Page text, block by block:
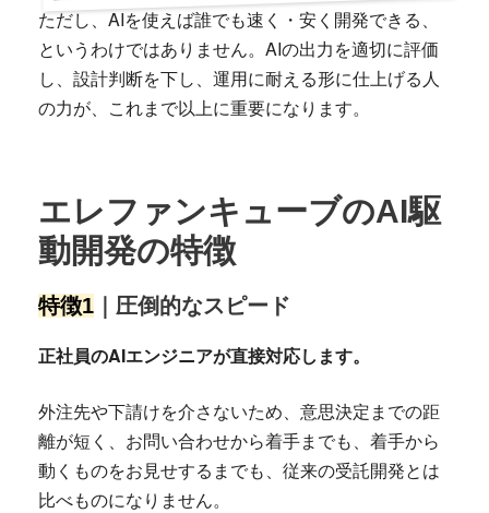
ただし、AIを使えば誰でも速く・安く開発できる、
というわけではありません。AIの出力を適切に評価
し、設計判断を下し、運用に耐える形に仕上げる人
の力が、これまで以上に重要になります。
エレファンキューブのAI駆
動開発の特徴
特徴1 ｜圧倒的なスピード
正社員のAIエンジニアが直接対応します。
外注先や下請けを介さないため、意思決定までの距
離が短く、お問い合わせから着手までも、着手から
動くものをお見せするまでも、従来の受託開発とは
比べものになりません。